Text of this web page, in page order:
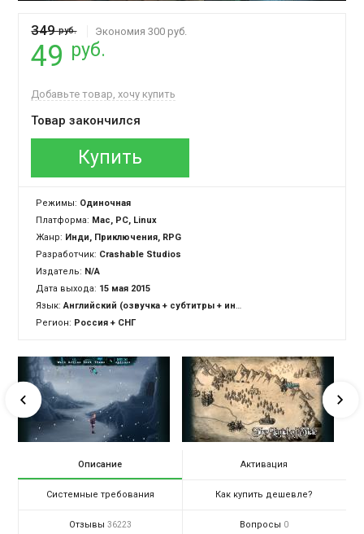
349руб. Экономия 300 руб.
49 руб.
Добавьте товар, хочу купить
Товар закончился
Купить
Режимы: Одиночная
Платформа: Mac, PC, Linux
Жанр: Инди, Приключения, RPG
Разработчик: Crashable Studios
Издатель: N/A
Дата выхода: 15 мая 2015
Язык:Английский (озвучка + субтитры + интерфейс)
Регион: Россия + СНГ
Описание Активация
Системные требования Как купить дешевле?
Отзывы 36223 Вопросы 0